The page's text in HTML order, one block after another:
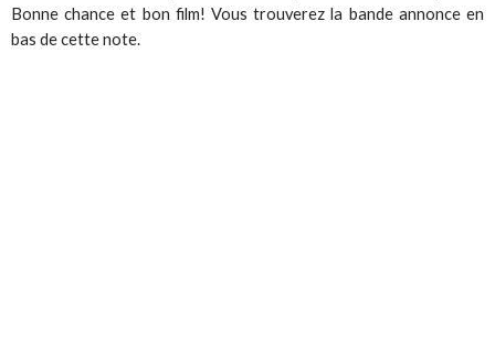
Bonne chance et bon film! Vous trouverez la bande annonce en
bas de cette note.